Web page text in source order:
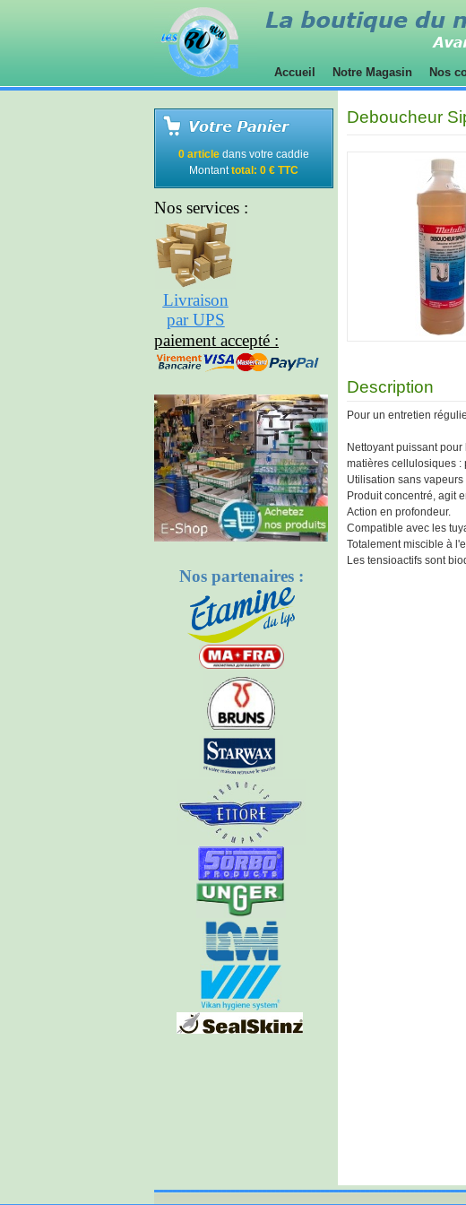
Accueil Notre Magasin Nos
0 article dans votre caddie
Montanttotal: 0 € TTC
Nos services :
Livraison
par UPS
paiement accepté :
Nos partenaires :
Deboucheur
Description
Pour un entretien
Nettoyant puissant
matières cellulosiques
Utilisation sans
Produit concentré, agit
Action en profondeur.
Compatible avec les
Totalement miscible à
Les tensioactifs sont